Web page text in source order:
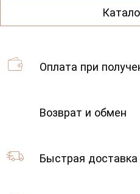
Оплата при
Возврат и обмен
Быстрая